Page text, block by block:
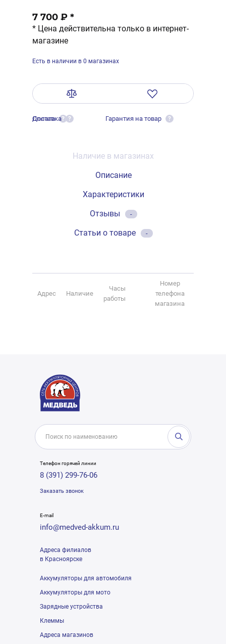
7 700 ₽ *
* Цена действительна только в интернет-
магазине
Есть в наличии в 0 магазинах
Оплата ?
Доставка ? Гарантия на товар ?
Наличие в магазинах
Описание
Характеристики
Отзывы
-
Статьи о товаре -
Адрес Наличие
Часы
работы
Номер
телефона
магазина
Телефон горячей линии
8 (391) 299-76-06
Заказать звонок
E-mail
info@medved-akkum.ru
Адреса филиалов
в Красноярске
Аккумуляторы для автомобиля
Аккумуляторы для мото
Зарядные устройства
Клеммы
Адреса магазинов